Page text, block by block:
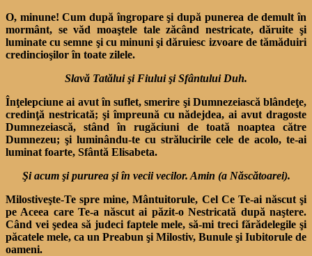
O, minune! Cum după îngropare şi după punerea de demult în
mormânt, se văd moaştele tale zăcând nestricate, dăruite şi
luminate cu semne şi cu minuni şi dăruiesc izvoare de tămăduiri
credincioşilor în toate zilele.
Slavă Tatălui şi Fiului şi Sfântului Duh.
Înţelepciune ai avut în suflet, smerire şi Dumnezeiască blân­deţe,
credinţă nestricată; şi împreună cu nădejdea, ai avut dragoste
Dumnezeiască, stând în rugăciuni de toată noaptea către
Dumnezeu; şi luminându-te cu strălucirile cele de acolo, te-ai
luminat foarte, Sfântă Elisabeta.
Şi acum şi pururea şi în vecii vecilor. Amin (a Născătoarei).
Milostiveşte-Te spre mine, Mântuitorule, Cel Ce Te-ai născut şi
pe Aceea care Te-a născut ai păzit-o Nestricată după naştere.
Când vei şedea să judeci faptele mele, să-mi treci fărădelegile şi
păcatele mele, ca un Preabun şi Milostiv, Bunule şi Iubitorule de
oameni.